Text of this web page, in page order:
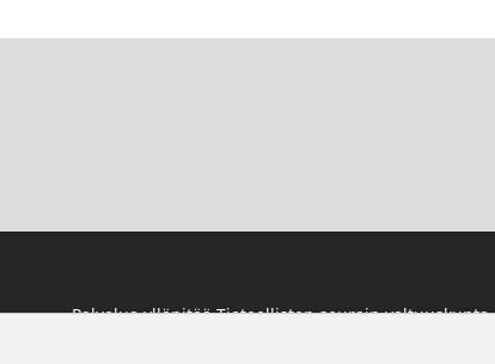
Palvelua ylläpitääTieteellisten seurain valtuuskunta.